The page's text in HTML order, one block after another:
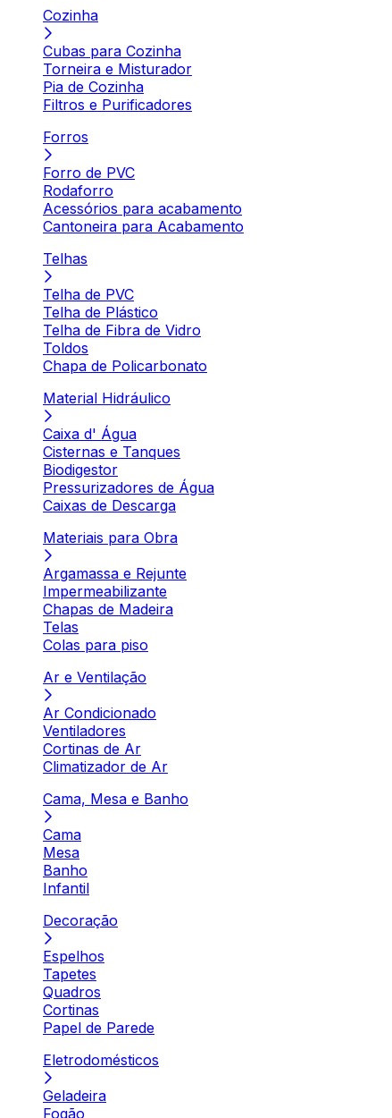
Cozinha
Cubas para Cozinha
Torneira e Misturador
Pia de Cozinha
Filtros e Purificadores
Forros
Forro de PVC
Rodaforro
Acessórios para acabamento
Cantoneira para Acabamento
Telhas
Telha de PVC
Telha de Plástico
Telha de Fibra de Vidro
Toldos
Chapa de Policarbonato
Material Hidráulico
Caixa d' Água
Cisternas e Tanques
Biodigestor
Pressurizadores de Água
Caixas de Descarga
Materiais para Obra
Argamassa e Rejunte
Impermeabilizante
Chapas de Madeira
Telas
Colas para piso
Ar e Ventilação
Ar Condicionado
Ventiladores
Cortinas de Ar
Climatizador de Ar
Cama, Mesa e Banho
Cama
Mesa
Banho
Infantil
Decoração
Espelhos
Tapetes
Quadros
Cortinas
Papel de Parede
Eletrodomésticos
Geladeira
Fogão